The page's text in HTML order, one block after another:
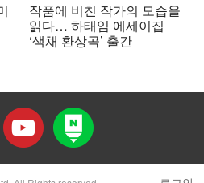
작품에 비친 작가의 모습을
읽다… 하태임 에세이집
‘색채 환상곡’ 출간